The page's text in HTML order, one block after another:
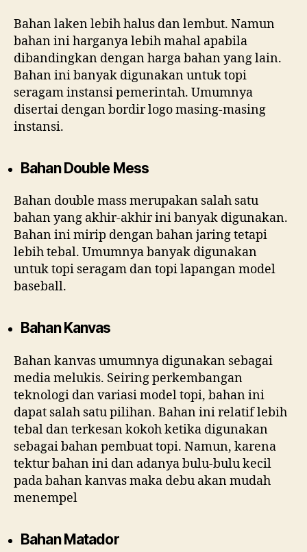
Bahan laken lebih halus dan lembut. Namun
bahan ini harganya lebih mahal apabila
dibandingkan dengan harga bahan yang lain.
Bahan ini banyak digunakan untuk topi
seragam instansi pemerintah. Umumnya
disertai dengan bordir logo masing-masing
instansi.
Bahan Double Mess
Bahan double mass merupakan salah satu
bahan yang akhir-akhir ini banyak digunakan.
Bahan ini mirip dengan bahan jaring tetapi
lebih tebal. Umumnya banyak digunakan
untuk topi seragam dan topi lapangan model
baseball.
Bahan Kanvas
Bahan kanvas umumnya digunakan sebagai
media melukis. Seiring perkembangan
teknologi dan variasi model topi, bahan ini
dapat salah satu pilihan. Bahan ini relatif lebih
tebal dan terkesan kokoh ketika digunakan
sebagai bahan pembuat topi. Namun, karena
tektur bahan ini dan adanya bulu-bulu kecil
pada bahan kanvas maka debu akan mudah
menempel
Bahan Matador